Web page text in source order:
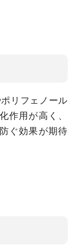
リフェノール
作用が高く、
ぐ効果が期待